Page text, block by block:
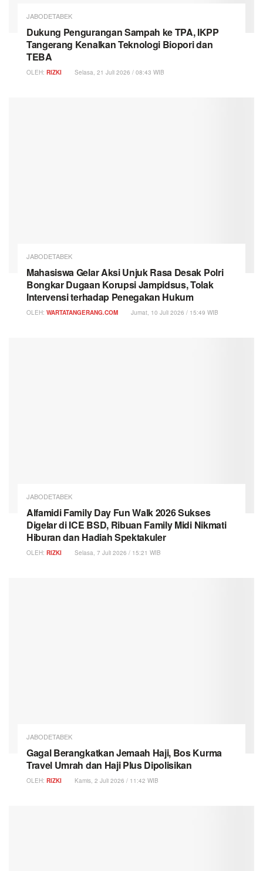
JABODETABEK
Dukung Pengurangan Sampah ke TPA, IKPP
Tangerang Kenalkan Teknologi Biopori dan
TEBA
OLEH: RIZKI Selasa, 21 Juli 2026 / 08:43 WIB
JABODETABEK
Mahasiswa Gelar Aksi Unjuk Rasa Desak Polri
Bongkar Dugaan Korupsi Jampidsus, Tolak
Intervensi terhadap Penegakan Hukum
OLEH: WARTATANGERANG.COM Jumat, 10 Juli 2026 / 15:49 WIB
JABODETABEK
Alfamidi Family Day Fun Walk 2026 Sukses
Digelar di ICE BSD, Ribuan Family Midi Nikmati
Hiburan dan Hadiah Spektakuler
OLEH: RIZKI Selasa, 7 Juli 2026 / 15:21 WIB
JABODETABEK
Gagal Berangkatkan Jemaah Haji, Bos Kurma
Travel Umrah dan Haji Plus Dipolisikan
OLEH: RIZKI Kamis, 2 Juli 2026 / 11:42 WIB